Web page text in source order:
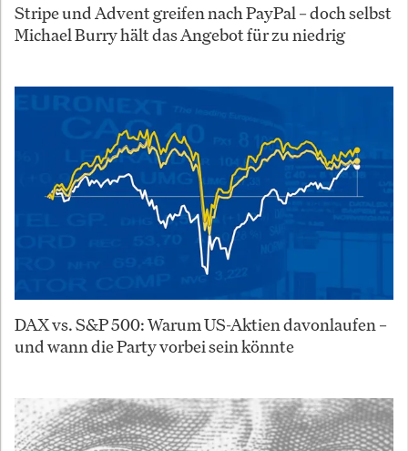
Stripe und Advent greifen nach PayPal – doch selbst
Michael Burry hält das Angebot für zu niedrig
DAX vs. S&P 500: Warum US-Aktien davonlaufen –
und wann die Party vorbei sein könnte